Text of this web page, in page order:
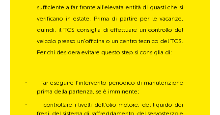
sufficiente a far fronte all’elevata entità di guasti che si
verificano in estate. Prima di partire per le vacanze,
quindi, il TCS consiglia di effettuare un controllo del
veicolo presso un’officina o un centro tecnico del TCS.
Per chi desidera evitare questo step si consiglia di:
·
far eseguire l’intervento periodico di manutenzione
prima della partenza, se è imminente;
·
controllare i livelli dell’olio motore, del liquido dei
freni, del sistema di raffreddamento, del servosterzo e